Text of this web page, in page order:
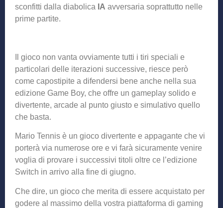
sconfitti dalla diabolica IA avversaria soprattutto nelle
prime partite.
Il gioco non vanta ovviamente tutti i tiri speciali e
particolari delle iterazioni successive, riesce però
come capostipite a difendersi bene anche nella sua
edizione Game Boy, che offre un gameplay solido e
divertente, arcade al punto giusto e simulativo quello
che basta.
Mario Tennis è un gioco divertente e appagante che vi
porterà via numerose ore e vi farà sicuramente venire
voglia di provare i successivi titoli oltre ce l’edizione
Switch in arrivo alla fine di giugno.
Che dire, un gioco che merita di essere acquistato per
godere al massimo della vostra piattaforma di gaming